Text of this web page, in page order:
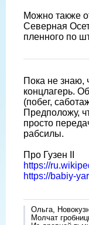
Можно также
Северная
пленного по
Пока не знаю,
концлагерь.
(побег,
Предположу,
просто
рабсилы.
Про Гузен II
https://
https://babiy-
Ольга,
Молчат